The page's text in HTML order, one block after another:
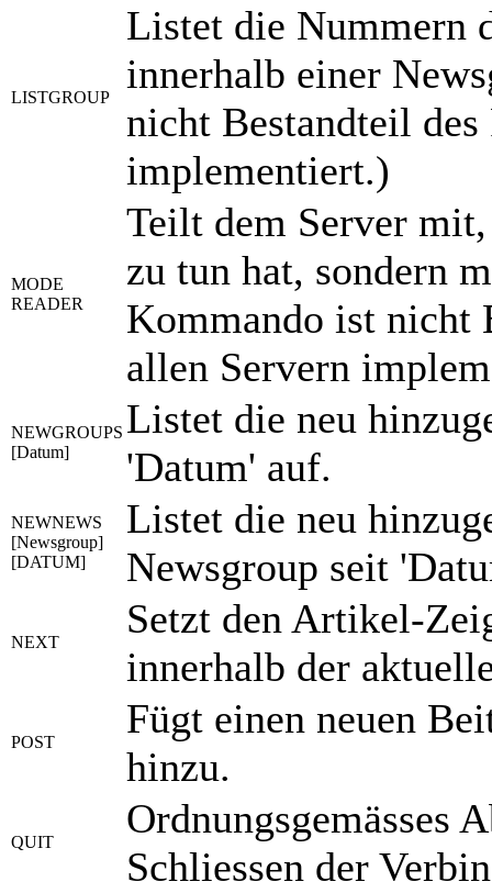
LISTGROUP
Listet die Nummern
innerhalb einer
nicht Bestandteil
implementiert.)
MODE
READER
Teilt dem Server
zu tun hat, sondern
Kommando ist nicht
allen Servern
NEWGROUPS
[Datum]
Listet die neu
'Datum' auf.
NEWNEWS
[Newsgroup]
[DATUM]
Listet die neu
Newsgroup seit
NEXT
Setzt den Artikel-
innerhalb der
POST
Fügt einen neuen
hinzu.
QUIT
Ordnungsgemässes
Schliessen der